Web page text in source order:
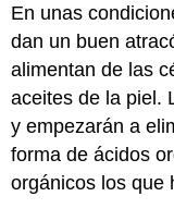
En unas
dan un buen
alimentan de las
aceites de la piel.
y empezarán a
forma de ácidos
orgánicos los que